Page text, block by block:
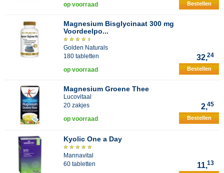
op voorraad Bestellen
Magnesium Bisglycinaat 300 mg
Voordeelpo...
Golden Naturals
180 tabletten
32,24
op voorraad Bestellen
Magnesium Groene Thee
Lucovitaal
20 zakjes
2,45
op voorraad Bestellen
Kyolic One a Day
Mannavital
60 tabletten
11,13